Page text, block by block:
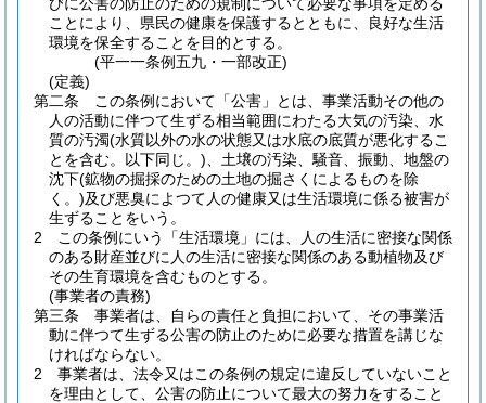
ことにより、県民の健康を保護するとともに、良好な生活
環境を保全することを目的とする。
(平一一条例五九・一部改正)
(定義)
第二条
この条例において「公害」とは、事業活動その他の
人の活動に伴つて生ずる相当範囲にわたる大気の汚染、水
質の汚濁(水質以外の水の状態又は水底の底質が悪化するこ
とを含む。以下同じ。) 、土壌の汚染、騒音、振動、地盤の
沈下(鉱物の掘採のための土地の掘さくによるものを除
く。)及び悪臭によつて人の健康又は生活環境に係る被害が
生ずることをいう。
2
この条例にいう「生活環境」には、人の生活に密接な関係
のある財産並びに人の生活に密接な関係のある動植物及び
その生育環境を含むものとする。
(事業者の責務)
第三条
事業者は、自らの責任と負担において、その事業活
動に伴つて生ずる公害の防止のために必要な措置を講じな
ければならない。
2
事業者は、法令又はこの条例の規定に違反していないこと
を理由として、公害の防止について最大の努力をすること